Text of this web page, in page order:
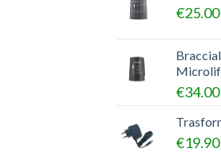
€25.00
€34.00
€19.90